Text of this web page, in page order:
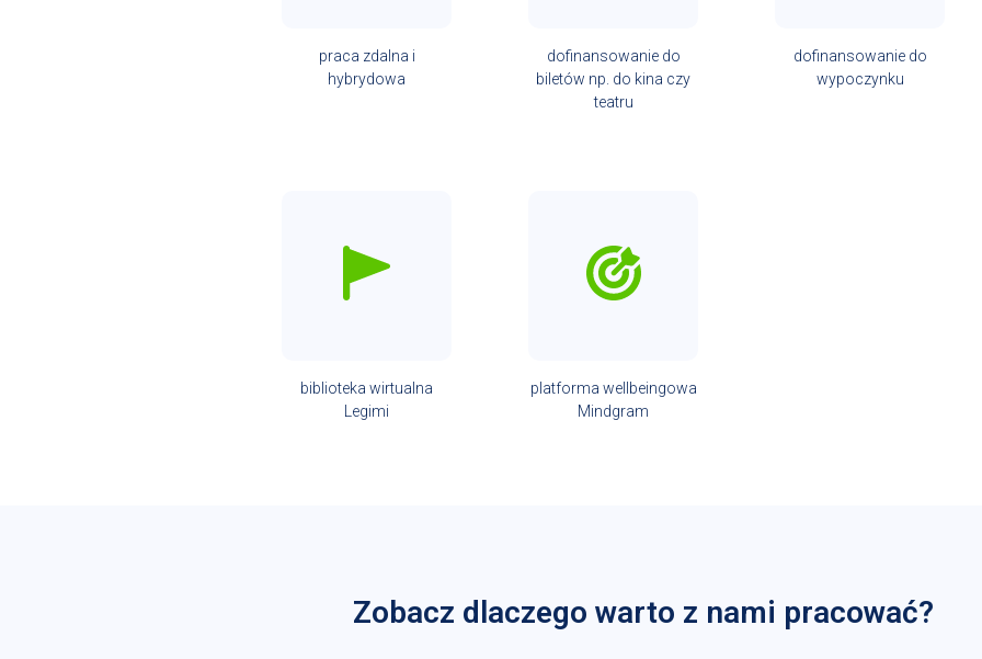
praca zdalna i
hybrydowa
dofinansowanie do
biletów np. do kina czy
teatru
dofinansowanie do
wypoczynku
biblioteka wirtualna
Legimi
platforma wellbeingowa
Mindgram
Zobacz dlaczego warto z nami pracować?